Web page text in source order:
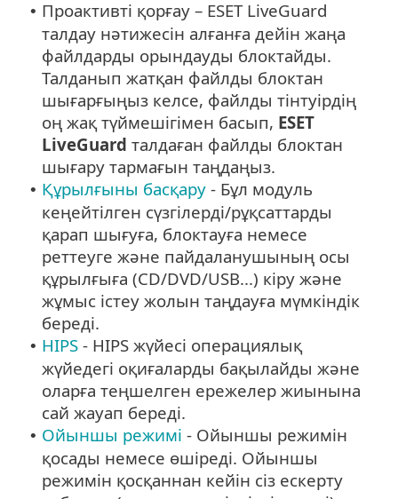
• Проактивті қорғау – ESET LiveGuard
талдау нәтижесін алғанға дейін жаңа
файлдарды орындауды блоктайды.
Талданып жатқан файлды блоктан
шығарғыңыз келсе, файлды тінтуірдің
оң жақ түймешігімен басып, ESET
LiveGuard талдаған файлды блоктан
шығару тармағын таңдаңыз.
• Құрылғыны басқару - Бұл модуль
кеңейтілген сүзгілерді/рұқсаттарды
қарап шығуға, блоктауға немесе
реттеуге және пайдаланушының осы
құрылғыға (CD/DVD/USB...) кіру және
жұмыс істеу жолын таңдауға мүмкіндік
береді.
• HIPS - HIPS жүйесі операциялық
жүйедегі оқиғаларды бақылайды және
оларға теңшелген ережелер жиынына
сай жауап береді.
• Ойыншы режимі - Ойыншы режимін
қосады немесе өшіреді. Ойыншы
режимін қосқаннан кейін сіз ескерту